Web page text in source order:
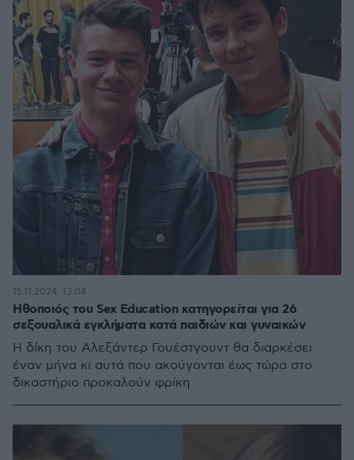
Ηθοποιός του Sex Education κατηγορείται για 26
σεξουαλικά εγκλήματα κατά παιδιών και γυναικών
Η δίκη του Αλεξάντερ Γουέστγουντ θα διαρκέσει
έναν μήνα κι αυτά που ακούγονται έως τώρα στο
δικαστήριο προκαλούν φρίκη
15.11.2024, 13:04